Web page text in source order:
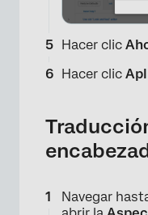
Hacer clic
Hacer clic
Navegar